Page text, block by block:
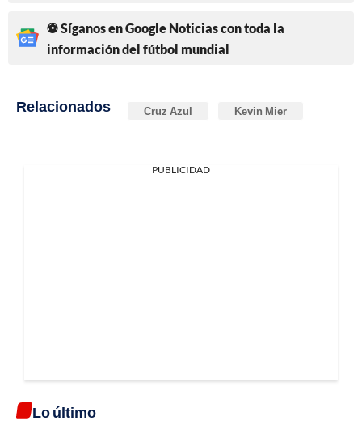
⚽ Síganos en Google Noticias con toda la
información del fútbol mundial
Relacionados Cruz Azul Kevin Mier
PUBLICIDAD
Lo último